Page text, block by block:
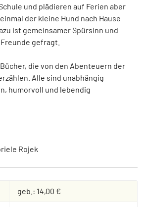
und plädieren auf Ferien aber
der kleine Hund nach Hause
ist gemeinsamer Spürsinn und
gefragt.
die von den Abenteuern der
Alle sind unabhängig
humorvoll und lebendig
Rojek
geb.: 14,00 €